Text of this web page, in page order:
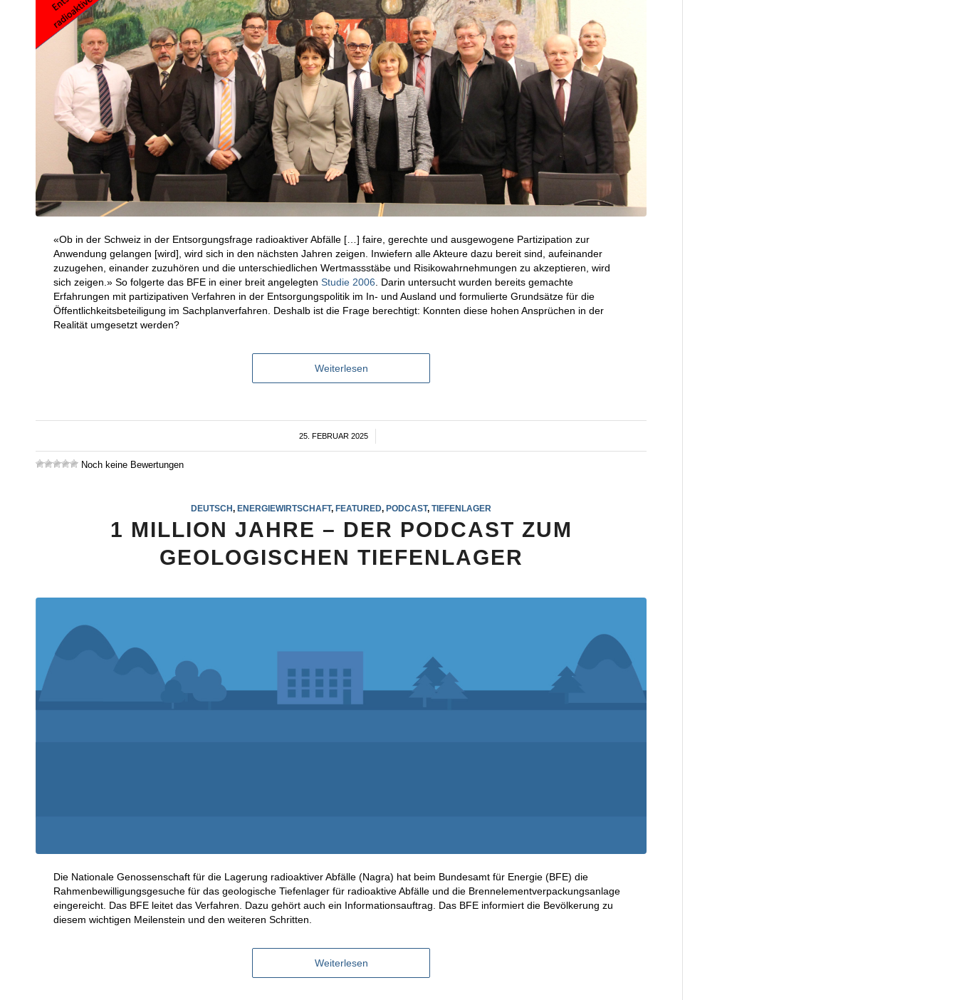
«Ob in der Schweiz in der Entsorgungsfrage radioaktiver Abfälle […] faire, gerechte und ausgewogene Partizipation zur
Anwendung gelangen [wird], wird sich in den nächsten Jahren zeigen. Inwiefern alle Akteure dazu bereit sind, aufeinander
zuzugehen, einander zuzuhören und die unterschiedlichen Wertmassstäbe und Risikowahrnehmungen zu akzeptieren, wird
sich zeigen.» So folgerte das BFE in einer breit angelegten Studie 2006 . Darin untersucht wurden bereits gemachte
Erfahrungen mit partizipativen Verfahren in der Entsorgungspolitik im In- und Ausland und formulierte Grundsätze für die
Öffentlichkeitsbeteiligung im Sachplanverfahren. Deshalb ist die Frage berechtigt: Konnten diese hohen Ansprüchen in der
Realität umgesetzt werden?
Weiterlesen
25. FEBRUAR 2025
/
Noch keine Bewertungen
DEUTSCH ,ENERGIEWIRTSCHAFT,FEATURED ,PODCAST,TIEFENLAGER
1 MILLION JAHRE – DER PODCAST ZUM
GEOLOGISCHEN TIEFENLAGER
Die Nationale Genossenschaft für die Lagerung radioaktiver Abfälle (Nagra) hat beim Bundesamt für Energie (BFE) die
Rahmenbewilligungsgesuche für das geologische Tiefenlager für radioaktive Abfälle und die Brennelementverpackungsanlage
eingereicht. Das BFE leitet das Verfahren. Dazu gehört auch ein Informationsauftrag. Das BFE informiert die Bevölkerung zu
diesem wichtigen Meilenstein und den weiteren Schritten.
Weiterlesen